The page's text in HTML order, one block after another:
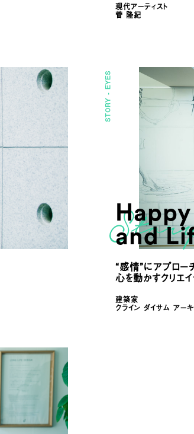
現代アーティスト
菅 隆紀
STORY -
EYES
and
“感情”にアプロー
心を動かすクリエ
建築家
クライン ダイサム アー